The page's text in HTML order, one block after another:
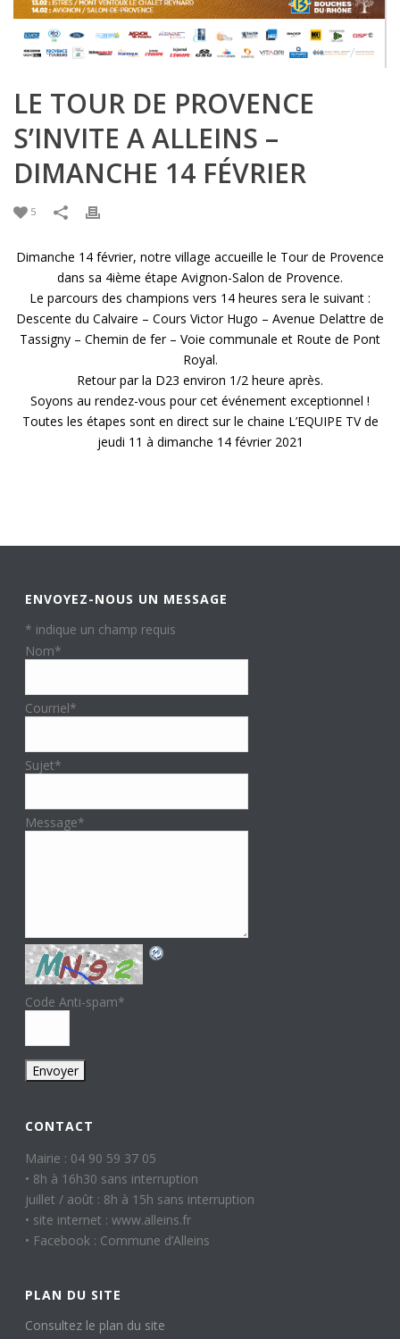
LE TOUR DE PROVENCE
S’INVITE A ALLEINS –
DIMANCHE 14 FÉVRIER
5
Dimanche 14 février, notre village accueille le Tour de Provence
dans sa 4ième étape Avignon-Salon de Provence.
Le parcours des champions vers 14 heures sera le suivant :
Descente du Calvaire – Cours Victor Hugo – Avenue Delattre de
Tassigny – Chemin de fer – Voie communale et Route de Pont
Royal.
Retour par la D23 environ 1/2 heure après.
Soyons au rendez-vous pour cet événement exceptionnel !
Toutes les étapes sont en direct sur le chaine L’EQUIPE TV de
jeudi 11 à dimanche 14 février 2021
ENVOYEZ-NOUS UN MESSAGE
* indique un champ requis
Nom*
Courriel*
Sujet*
Message*
Code Anti-spam*
CONTACT
Mairie : 04 90 59 37 05
• 8h à 16h30 sans interruption
juillet / août : 8h à 15h sans interruption
• site internet : www.alleins.fr
• Facebook : Commune d’Alleins
PLAN DU SITE
Consultez le plan du site